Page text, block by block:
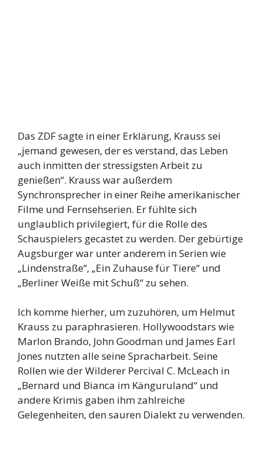
Das ZDF sagte in einer Erklärung, Krauss sei
„jemand gewesen, der es verstand, das Leben
auch inmitten der stressigsten Arbeit zu
genießen“. Krauss war außerdem
Synchronsprecher in einer Reihe amerikanischer
Filme und Fernsehserien. Er fühlte sich
unglaublich privilegiert, für die Rolle des
Schauspielers gecastet zu werden. Der gebürtige
Augsburger war unter anderem in Serien wie
„Lindenstraße“, „Ein Zuhause für Tiere“ und
„Berliner Weiße mit Schuß“ zu sehen.
Ich komme hierher, um zuzuhören, um Helmut
Krauss zu paraphrasieren. Hollywoodstars wie
Marlon Brando, John Goodman und James Earl
Jones nutzten alle seine Spracharbeit. Seine
Rollen wie der Wilderer Percival C. McLeach in
„Bernard und Bianca im Känguruland“ und
andere Krimis gaben ihm zahlreiche
Gelegenheiten, den sauren Dialekt zu verwenden.